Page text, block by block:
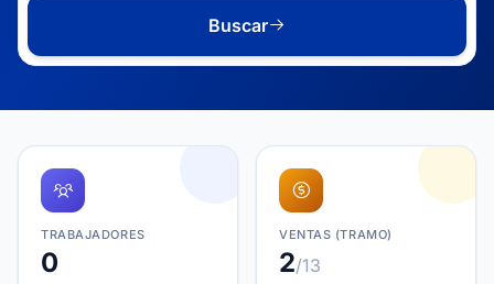
Buscar
TRABAJADORES
0
VENTAS (TRAMO)
2/13